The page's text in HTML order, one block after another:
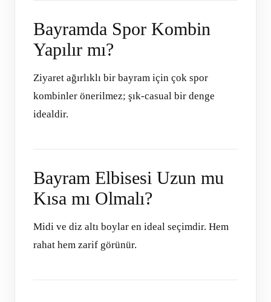
Bayramda Spor Kombin
Yapılır mı?
Ziyaret ağırlıklı bir bayram için çok spor
kombinler önerilmez; şık-casual bir denge
idealdir.
Bayram Elbisesi Uzun mu
Kısa mı Olmalı?
Midi ve diz altı boylar en ideal seçimdir. Hem
rahat hem zarif görünür.